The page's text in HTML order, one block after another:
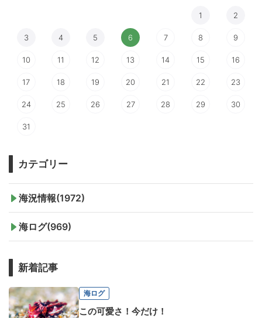
1 2
3 4 5 6 7 8 9
10 11 12 13 14 15 16
17 18 19 20 21 22 23
24 25 26 27 28 29 30
31
カテゴリー
海況情報(1972)
海ログ(969)
新着記事
海ログ
この可愛さ！今だけ！